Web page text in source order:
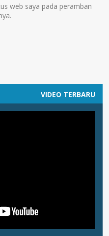
web saya pada peramban
VIDEO TERBARU